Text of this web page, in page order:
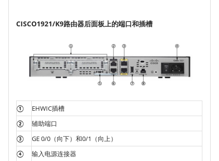
CISCO1921/K9路由器后面板上的端口和插槽
①
EHWIC插槽
②
辅助端口
③
GE 0/0（向下）和0/1（向上）
④
输入电源连接器